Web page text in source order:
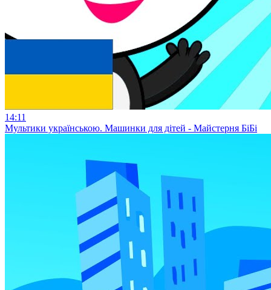
14:11
Мультики українською. Машинки для дітей - Майстерня БіБі